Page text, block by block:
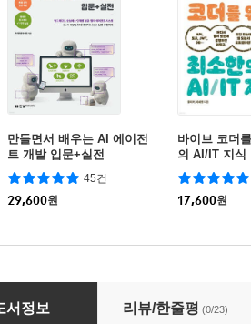
만들면서 배우는 AI 에이전
트 개발 입문+실전
45건
29,600원
바이브 코더
의 AI/IT 지식
17,600원
트 개발 완벽 입문
서정보 리뷰/한줄평 (0/23)